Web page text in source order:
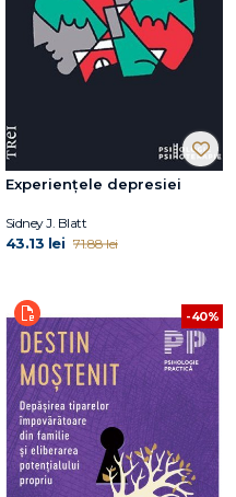
Experiențele depresiei
Sidney J. Blatt
43.13 lei 71.88 lei
-40%